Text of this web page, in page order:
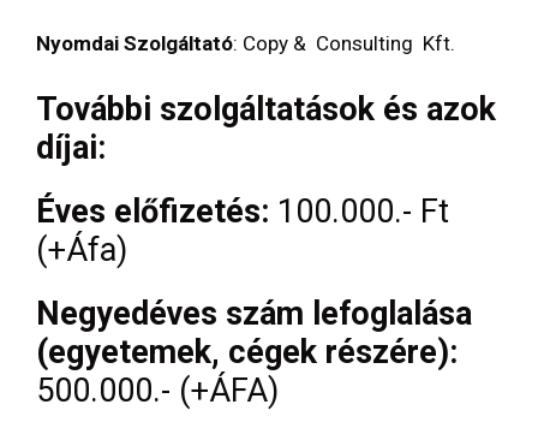
Nyomdai Szolgáltató: Copy & Consulting Kft.
További szolgáltatások és azok
díjai:
Éves előfizetés: 100.000.- Ft
(+Áfa)
Negyedéves szám lefoglalása
(egyetemek, cégek részére):
500.000.- (+ÁFA)